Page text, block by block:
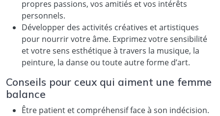
propres passions, vos amitiés et vos intérêts
personnels.
Développer des activités créatives et artistiques
pour nourrir votre âme. Exprimez votre sensibilité
et votre sens esthétique à travers la musique, la
peinture, la danse ou toute autre forme d’art.
Conseils pour ceux qui aiment une femme
balance
Être patient et compréhensif face à son indécision.